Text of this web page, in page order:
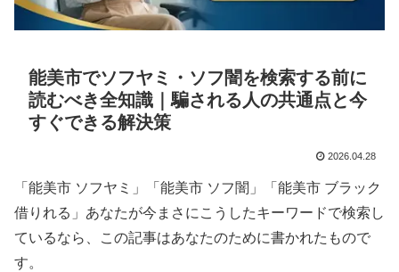
能美市でソフヤミ・ソフ闇を検索する前に
読むべき全知識｜騙される人の共通点と今
すぐできる解決策
2026.04.28
「能美市 ソフヤミ」「能美市 ソフ闇」「能美市 ブラック
借りれる」あなたが今まさにこうしたキーワードで検索し
ているなら、この記事はあなたのために書かれたもので
す。